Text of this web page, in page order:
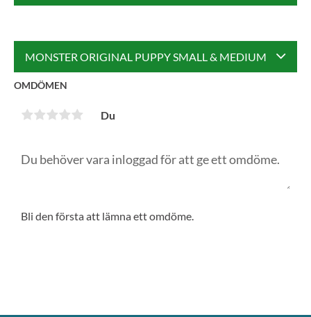
MONSTER ORIGINAL PUPPY SMALL & MEDIUM
OMDÖMEN
Du
Bli den första att lämna ett omdöme.